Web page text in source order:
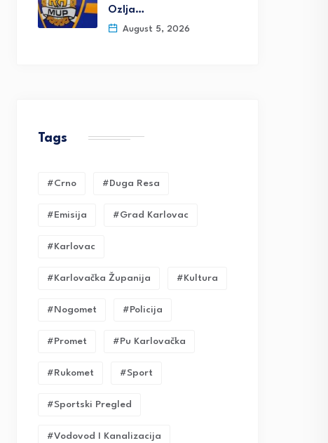
Ozlja…
August 5, 2026
Tags
#crno #duga Resa
#emisija #grad Karlovac
#karlovac
#karlovačka Županija #kultura
#nogomet #policija
#promet #pu Karlovačka
#rukomet #sport
#sportski Pregled
#vodovod I Kanalizacija